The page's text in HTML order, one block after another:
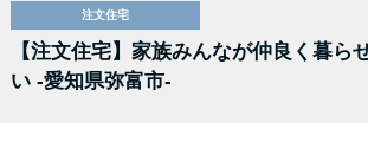
注文住宅
【注文住宅】家族みんなが仲良く暮ら
い -愛知県弥富市-